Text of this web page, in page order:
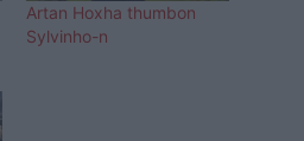
Artan Hoxha thumbon
Sylvinho-n